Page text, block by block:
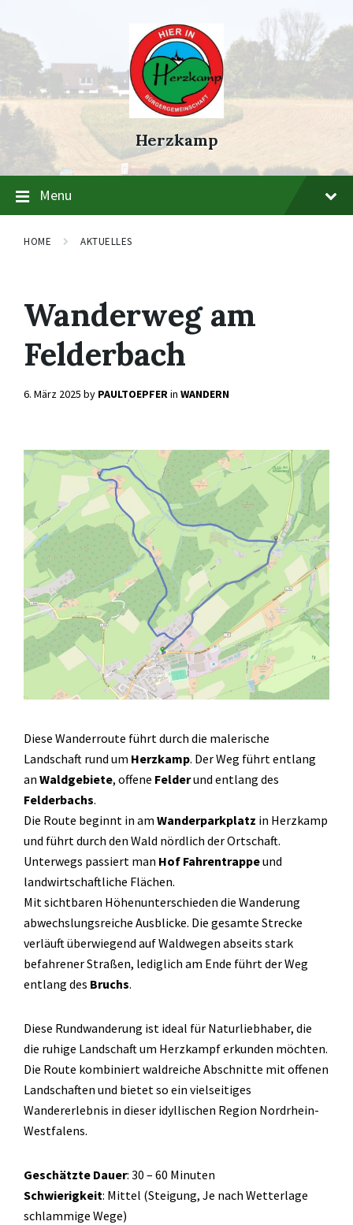
content
main
navigation
footer
Herzkamp
Menu
HOME AKTUELLES
Wanderweg am
Felderbach
6. März 2025 by PAULTOEPFERin WANDERN
Diese Wanderroute führt durch die malerische
Landschaft rund um Herzkamp. Der Weg führt entlang
an Waldgebiete, offene Felderund entlang des
Felderbachs.
Die Route beginnt in am Wanderparkplatz in Herzkamp
und führt durch den Wald nördlich der Ortschaft.
Unterwegs passiert man Hof Fahrentrappeund
landwirtschaftliche Flächen.
Mit sichtbaren Höhenunterschieden die Wanderung
abwechslungsreiche Ausblicke. Die gesamte Strecke
verläuft überwiegend auf Waldwegen abseits stark
befahrener Straßen, lediglich am Ende führt der Weg
entlang des Bruchs.
Diese Rundwanderung ist ideal für Naturliebhaber, die
die ruhige Landschaft um Herzkampf erkunden möchten.
Die Route kombiniert waldreiche Abschnitte mit offenen
Landschaften und bietet so ein vielseitiges
Wandererlebnis in dieser idyllischen Region Nordrhein-
Westfalens.
Geschätzte Dauer: 30 – 60 Minuten
Schwierigkeit: Mittel (Steigung, Je nach Wetterlage
schlammige Wege)